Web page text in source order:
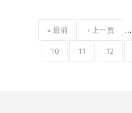
Pagination
FIRST
« 最前
PREVIOUS
‹ 上一頁 …
頁
10
頁
11
頁
12